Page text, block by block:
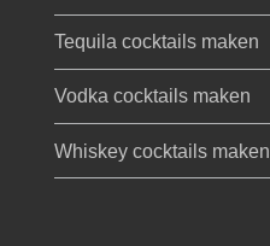
Tequila cocktails maken
Vodka cocktails maken
Whiskey cocktails maken